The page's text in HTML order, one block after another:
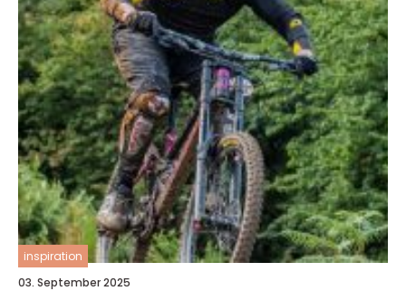
inspiration
03. September 2025